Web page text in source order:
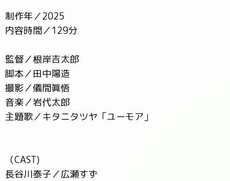
制作年／2025
内容時間／129分
監督／根岸吉太郎
脚本／田中陽造
撮影／儀間眞悟
音楽／岩代太郎
主題歌／キタニタツヤ「ユーモア」
（CAST)
長谷川泰子／広瀬すず